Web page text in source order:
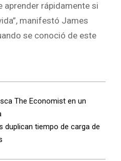
aprender rápidamente si
manifestó James
se conoció de este
The Economist en un
duplican tiempo de carga de